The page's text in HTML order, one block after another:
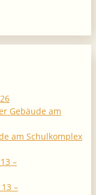
Gebäude am
am Schulkomplex
–
–